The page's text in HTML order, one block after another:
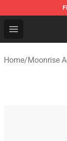
Open menu
Moonrise
Home/Moonrise